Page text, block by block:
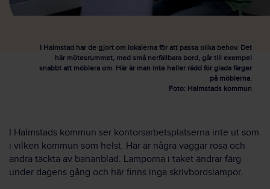
I Halmstad har de gjort om lokalerna för att passa olika behov. Det
här mötesrummet, med små nerfällbara bord, går till exempel
snabbt att möblera om. Här är man inte heller rädd för glada färger
på möblerna.
Foto: Halmstads kommun
I Halmstads kommun ser kontorsarbetsplatserna inte ut som
i vilken kommun som helst. Här är några väggar rosa och
andra täckta av bananblad. Lamporna i taket ändrar färg
under dagens gång och här finns inga skrivbordslampor.